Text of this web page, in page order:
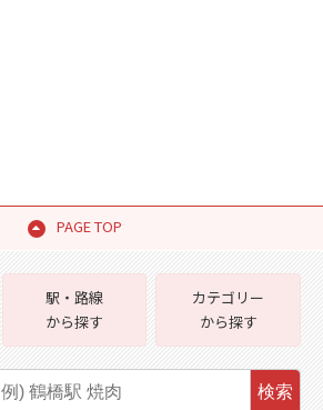
PAGE TOP
駅・路線
から探す
カテゴリー
から探す
検索